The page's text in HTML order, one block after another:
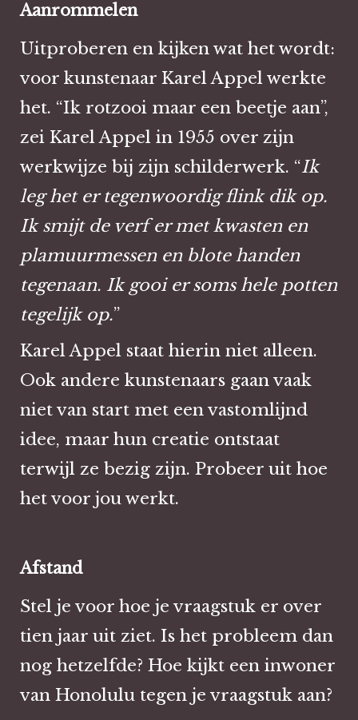
Aanrommelen
Uitproberen en kijken wat het wordt:
voor kunstenaar Karel Appel werkte
het. “Ik rotzooi maar een beetje aan”,
zei Karel Appel in 1955 over zijn
werkwijze bij zijn schilderwerk. “Ik
leg het er tegenwoordig flink dik op.
Ik smijt de verf er met kwasten en
plamuurmessen en blote handen
tegenaan. Ik gooi er soms hele potten
tegelijk op.”
Karel Appel staat hierin niet alleen.
Ook andere kunstenaars gaan vaak
niet van start met een vastomlijnd
idee, maar hun creatie ontstaat
terwijl ze bezig zijn. Probeer uit hoe
het voor jou werkt.
Afstand
Stel je voor hoe je vraagstuk er over
tien jaar uit ziet. Is het probleem dan
nog hetzelfde? Hoe kijkt een inwoner
van Honolulu tegen je vraagstuk aan?